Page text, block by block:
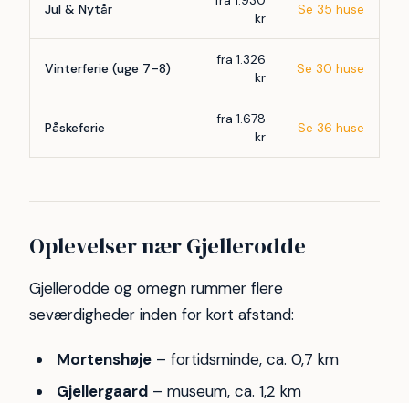
Jul & Nytår
kr
Se 35 huse
Vinterferie (uge 7–8)
fra 1.326
kr
Se 30 huse
Påskeferie
fra 1.678
kr
Se 36 huse
Oplevelser nær Gjellerodde
Gjellerodde og omegn rummer flere
seværdigheder inden for kort afstand:
Mortenshøje– fortidsminde, ca. 0,7 km
Gjellergaard– museum, ca. 1,2 km